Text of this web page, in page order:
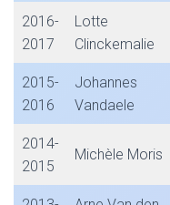
2016-
2017
Lotte
Clinckemalie
2015-
2016
Johannes
Vandaele
2014-
2015
Michèle Moris